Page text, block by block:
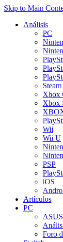
Skip to Main
Análisis
PC
Xbox
Xbox
Wii
Wii U
PSP
iOS
Artículos
PC
Foro